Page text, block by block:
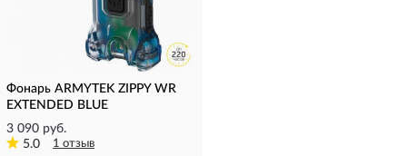
Фонарь ARMYTEK ZIPPY WR
EXTENDED BLUE
3 090 руб.
5.0
1 отзыв